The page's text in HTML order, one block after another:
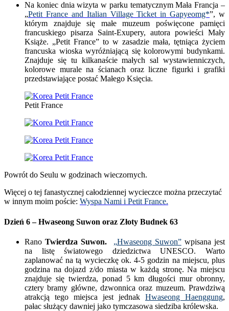
Na koniec dnia wizyta w parku tematycznym Mała Francja –
„Petit France and Italian Village Ticket in Gapyeomg*”, w
którym znajduje się małe muzeum poświęcone pamięci
francuskiego pisarza Saint-Exupery, autora powieści Mały
Książe. „Petit France” to w zasadzie mała, tętniąca życiem
francuska wioska wyróżniającą się kolorowymi budynkami.
Znajduje się tu kilkanaście małych sal wystawienniczych,
kolorowe murale na ścianach oraz liczne figurki i grafiki
przedstawiające postać Małego Księcia.
Petit France
Powrót do Seulu w godzinach wieczornych.
Więcej o tej fanastycznej całodziennej wycieczce można przeczytać
w innym moim poście: Wyspa Nami i Petit France.
Dzień 6 – Hwaseong Suwon oraz Złoty Budnek 63
RanoTwierdza Suwon. „Hwaseong Suwon”wpisana jest
na listę światowego dziedzictwa UNESCO. Warto
zaplanować na tą wycieczkę ok. 4-5 godzin na miejscu, plus
godzina na dojazd z/do miasta w każdą stronę. Na miejscu
znajduje się twierdza, ponad 5 km długości mur obronny,
cztery bramy główne, dzwonnica oraz muzeum. Prawdziwą
atrakcją tego miejsca jest jednak Hwaseong Haenggung,
pałac służący dawniej jako tymczasowa siedziba królewska.